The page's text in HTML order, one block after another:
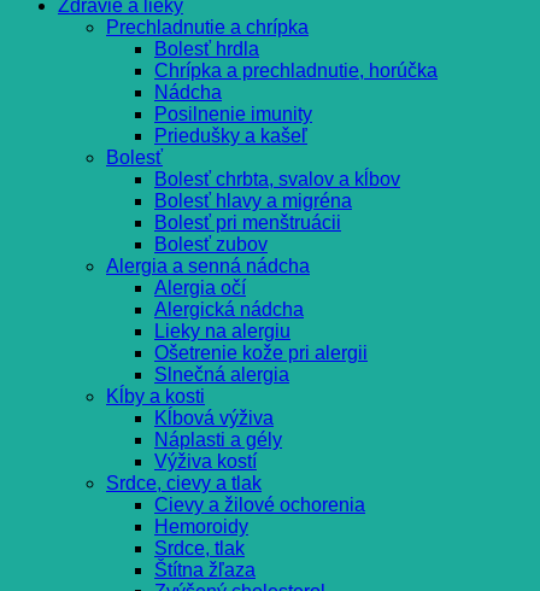
Zdravie a lieky
Prechladnutie a chrípka
Bolesť hrdla
Chrípka a prechladnutie, horúčka
Nádcha
Posilnenie imunity
Priedušky a kašeľ
Bolesť
Bolesť chrbta, svalov a kĺbov
Bolesť hlavy a migréna
Bolesť pri menštruácii
Bolesť zubov
Alergia a senná nádcha
Alergia očí
Alergická nádcha
Lieky na alergiu
Ošetrenie kože pri alergii
Slnečná alergia
Kĺby a kosti
Kĺbová výživa
Náplasti a gély
Výživa kostí
Srdce, cievy a tlak
Cievy a žilové ochorenia
Hemoroidy
Srdce, tlak
Štítna žľaza